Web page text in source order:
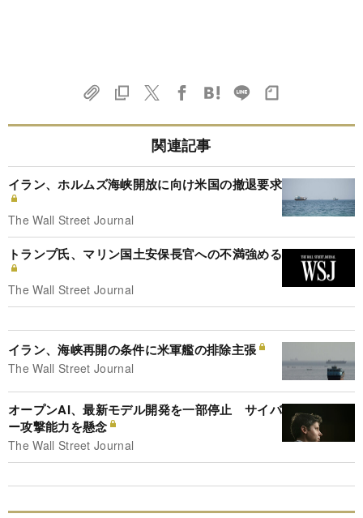
関連記事
イラン、ホルムズ海峡開放に向け米国の撤退要求
The Wall Street Journal
トランプ氏、マリン国土安保長官への不満強める
The Wall Street Journal
イラン、海峡再開の条件に米軍艦の排除主張
The Wall Street Journal
オープンAI、最新モデル開発を一部停止 サイバ
ー攻撃能力を懸念
The Wall Street Journal